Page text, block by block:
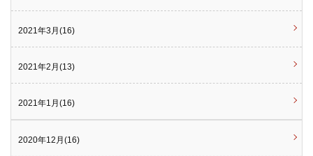
2021年3月(16)
2021年2月(13)
2021年1月(16)
2020年12月(16)